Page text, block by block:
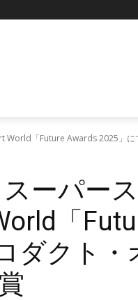
World「Future Awards 2025」
ーパー
「
ダクト・